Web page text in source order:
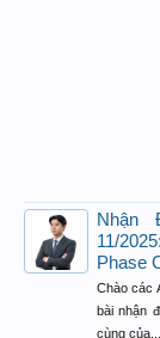
Nhận
11/
Phase
Chào các
bài nhận
cùng của...